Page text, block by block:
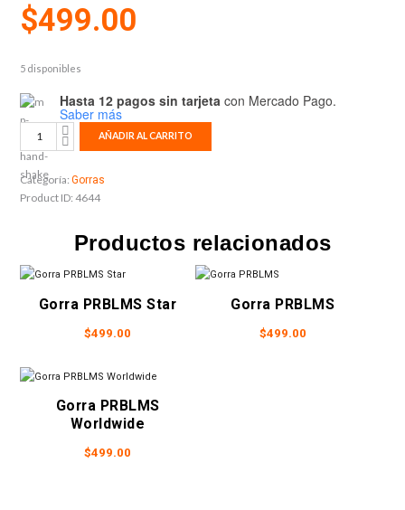
$499.00
5 disponibles
Hasta 12 pagos sin tarjeta con Mercado Pago.
Saber más
Angels
AÑADIR AL CARRITO
Categoría:Gorras
Product ID:4644
Productos relacionados
Gorra PRBLMS Star
$499.00
Gorra PRBLMS
$499.00
Gorra PRBLMS
Worldwide
$499.00